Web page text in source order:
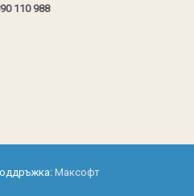
110 988
Максофт